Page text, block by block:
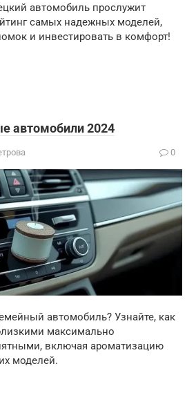
автомобиль прослужит
самых надежных моделей,
и инвестировать в комфорт!
автомобили 2024
0
автомобиль? Узнайте, как
максимально
включая ароматизацию
моделей.